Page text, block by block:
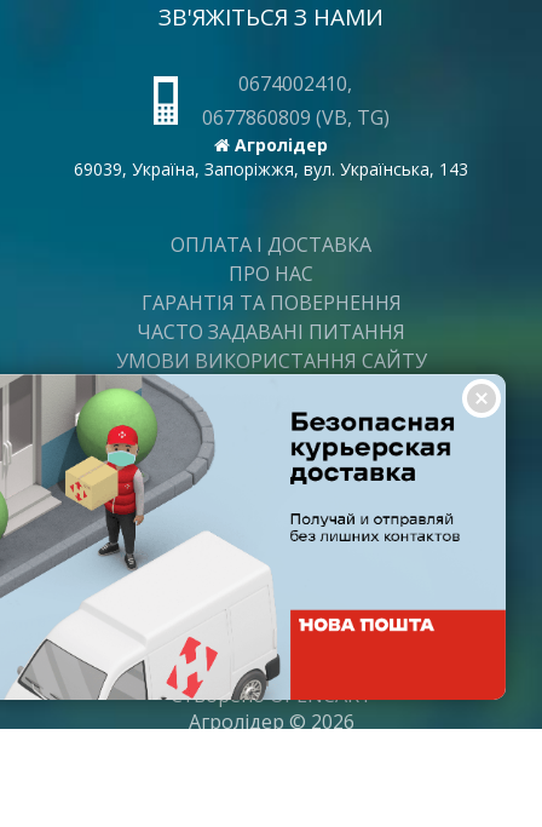
ЗВ'ЯЖІТЬСЯ З НАМИ
0674002410,
0677860809 (VB, TG)
Агролідер
69039, Україна, Запоріжжя, вул. Українська, 143
ОПЛАТА І ДОСТАВКА
ПРО НАС
ГАРАНТІЯ ТА ПОВЕРНЕННЯ
ЧАСТО ЗАДАВАНІ ПИТАННЯ
УМОВИ ВИКОРИСТАННЯ САЙТУ
ПОСТАЧАЛЬНИКАМ
ПАРТНЕРИ
ГРАФІК РОБОТИ
Пн-Пт: з 8:00 до 21:00
Субота: з 9:00 до 20:00
Неділя: з 10:00 до 19:00
СтвореноOPENCART
Агролідер © 2026